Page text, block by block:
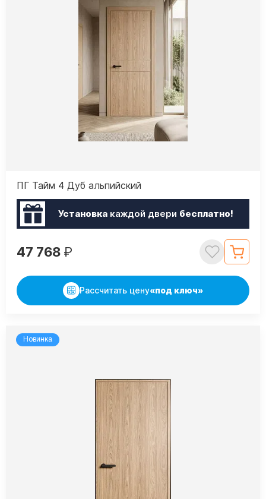
ПГ Тайм 4 Дуб альпийский
Установкакаждой двери бесплатно!
47 768 ₽
Рассчитать цену«под ключ»
Новинка